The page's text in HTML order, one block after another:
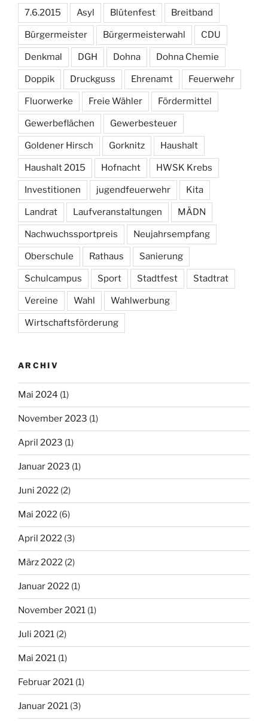
7.6.2015 Asyl Blütenfest Breitband
Bürgermeister Bürgermeisterwahl CDU
Denkmal DGH Dohna Dohna Chemie
Doppik Druckguss Ehrenamt Feuerwehr
Fluorwerke Freie Wähler Fördermittel
Gewerbeflächen Gewerbesteuer
Goldener Hirsch Gorknitz Haushalt
Haushalt 2015 Hofnacht HWSK Krebs
Investitionen jugendfeuerwehr Kita
Landrat Laufveranstaltungen MÄDN
Nachwuchssportpreis Neujahrsempfang
Oberschule Rathaus Sanierung
Schulcampus Sport Stadtfest Stadtrat
Vereine Wahl Wahlwerbung
Wirtschaftsförderung
ARCHIV
Mai 2024 (1)
November 2023 (1)
April 2023 (1)
Januar 2023 (1)
Juni 2022 (2)
Mai 2022 (6)
April 2022 (3)
März 2022 (2)
Januar 2022 (1)
November 2021 (1)
Juli 2021 (2)
Mai 2021 (1)
Februar 2021 (1)
Januar 2021 (3)